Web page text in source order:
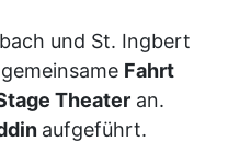
und St. Ingbert
Fahrt
Theater an.
aufgeführt.